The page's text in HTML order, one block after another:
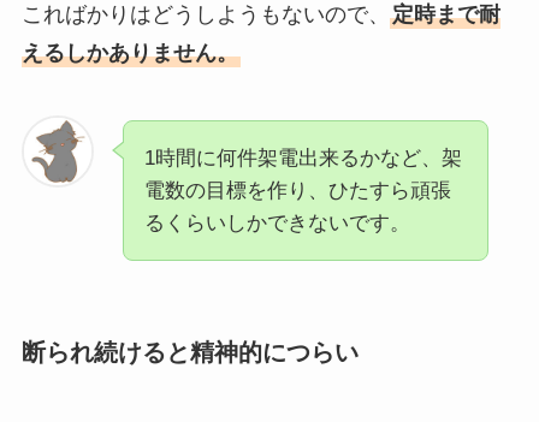
こればかりはどうしようもないので、 定時まで耐
えるしかありません。
1時間に何件架電出来るかなど、架
電数の目標を作り、ひたすら頑張
るくらいしかできないです。
断られ続けると精神的につらい